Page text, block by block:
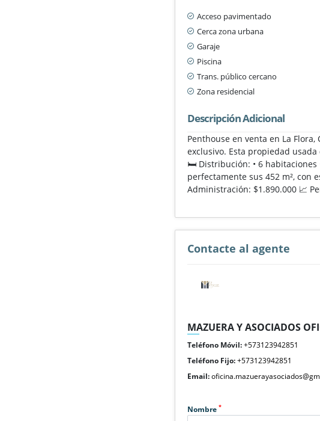
Acceso pavimentado
Cerca zona urbana
Garaje
Piscina
Trans. público cercano
Zona residencial
Descripción Adicional
Penthouse en venta en La
exclusivo. Esta propiedad
🛏️ Distribución: • 6 habitaciones
perfectamente sus 452 m², con
Administración: $1.890.000 📈
Contacte al agente
MAZUERA Y ASOCIADOS
Teléfono Móvil:+573123942851
Teléfono Fijo:+573123942851
Email:
Nombre*